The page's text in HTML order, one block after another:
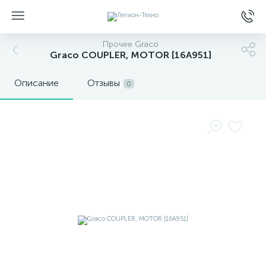
Прочее Graco
Graco COUPLER, MOTOR [16A951]
Описание Отзывы 0